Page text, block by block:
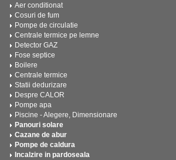
Aer conditionat
Cosuri de fum
Pompe de circulatie
Centrale termice pe lemne
Detector GAZ
Fose septice
Boilere
Centrale termice
Statii dedurizare
Despre CALOR
Pompe apa
Piscine - Alegere, Dimensionare
Panouri solare
Cazane de abur
Pompe de caldura
Incalzire in pardoseala